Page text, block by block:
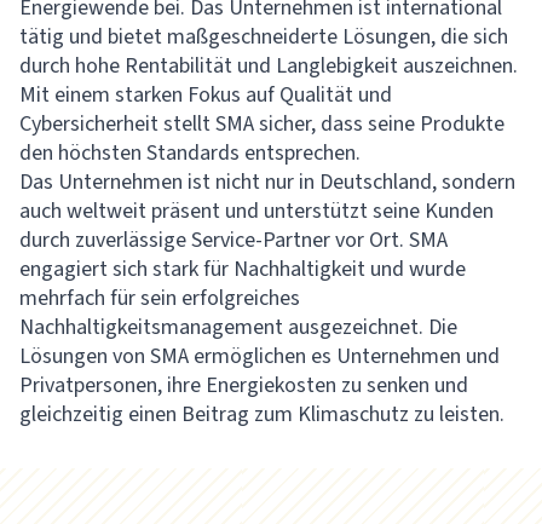
Energiewende bei. Das Unternehmen ist international
tätig und bietet maßgeschneiderte Lösungen, die sich
durch hohe Rentabilität und Langlebigkeit auszeichnen.
Mit einem starken Fokus auf Qualität und
Cybersicherheit stellt SMA sicher, dass seine Produkte
den höchsten Standards entsprechen.
Das Unternehmen ist nicht nur in Deutschland, sondern
auch weltweit präsent und unterstützt seine Kunden
durch zuverlässige Service-Partner vor Ort. SMA
engagiert sich stark für Nachhaltigkeit und wurde
mehrfach für sein erfolgreiches
Nachhaltigkeitsmanagement ausgezeichnet. Die
Lösungen von SMA ermöglichen es Unternehmen und
Privatpersonen, ihre Energiekosten zu senken und
gleichzeitig einen Beitrag zum Klimaschutz zu leisten.